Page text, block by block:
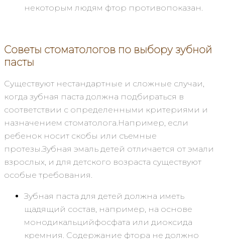
некоторым людям фтор противопоказан.
Советы стоматологов по выбору зубной
пасты
Существуют нестандартные и сложные случаи,
когда зубная паста должна подбираться в
соответствии с определенными критериями и
назначением стоматолога.Например, если
ребенок носит скобы или съемные
протезы.Зубная эмаль детей отличается от эмали
взрослых, и для детского возраста существуют
особые требования.
Зубная паста для детей должна иметь
щадящий состав, например, на основе
монодикальцийфосфата или диоксида
кремния. Содержание фтора не должно